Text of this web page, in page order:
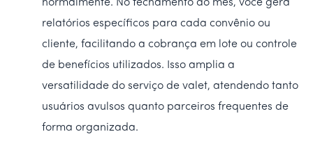
normalmente. No fechamento do mês, você gera
relatórios específicos para cada convênio ou
cliente, facilitando a cobrança em lote ou controle
de benefícios utilizados. Isso amplia a
versatilidade do serviço de valet, atendendo tanto
usuários avulsos quanto parceiros frequentes de
forma organizada.